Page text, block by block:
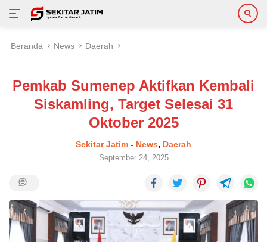
Beranda News Daerah
Pemkab Sumenep Aktifkan Kembali
Siskamling, Target Selesai 31
Oktober 2025
Sekitar Jatim - News, Daerah
September 24, 2025